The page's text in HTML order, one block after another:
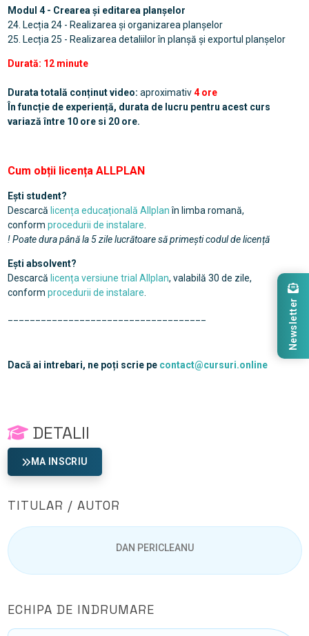
Modul 4 - Crearea și editarea planșelor
24. Lecția 24 - Realizarea și organizarea planșelor
25. Lecția 25 - Realizarea detaliilor în planșă și exportul planșelor
Durată: 12 minute
Durata totală conținut video: aproximativ4 ore
În funcție de experiență, durata de lucru pentru acest curs
variază între 10 ore si 20 ore.
Cum obții licența ALLPLAN
Ești student?
Descarcă licența educațională Allplanîn limba romană,
conform procedurii de instalare
! Poate dura până la 5 zile lucrătoare să primești codul de licență
Ești absolvent?
Descarcă licența versiune trial Allplan, valabilă 30 de zile,
conform procedurii de instalare
Dacă ai intrebari, ne poți scrie pe contact@cursuri.online
DETALII
MA INSCRIU
TITULAR / AUTOR
DAN PERICLEANU
ECHIPA DE INDRUMARE
Newsletter